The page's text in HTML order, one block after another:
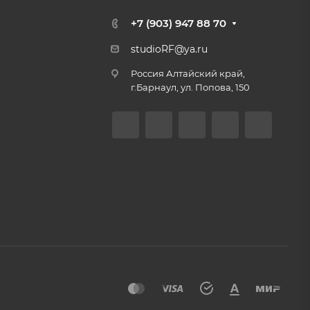
+7 (903) 947 88 70
studioRF@ya.ru
Россия Алтайский край,
г.Барнаул, ул. Попова, 150